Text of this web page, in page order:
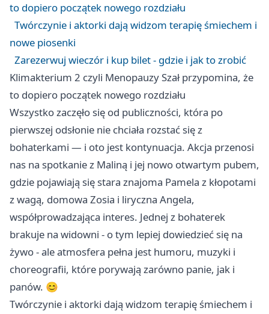
to dopiero początek nowego rozdziału
Twórczynie i aktorki dają widzom terapię śmiechem i
nowe piosenki
Zarezerwuj wieczór i kup bilet - gdzie i jak to zrobić
Klimakterium 2 czyli Menopauzy Szał przypomina, że
to dopiero początek nowego rozdziału
Wszystko zaczęło się od publiczności, która po
pierwszej odsłonie nie chciała rozstać się z
bohaterkami — i oto jest kontynuacja. Akcja przenosi
nas na spotkanie z Maliną i jej nowo otwartym pubem,
gdzie pojawiają się stara znajoma Pamela z kłopotami
z wagą, domowa Zosia i liryczna Angela,
współprowadzająca interes. Jednej z bohaterek
brakuje na widowni - o tym lepiej dowiedzieć się na
żywo - ale atmosfera pełna jest humoru, muzyki i
choreografii, które porywają zarówno panie, jak i
panów. 😊
Twórczynie i aktorki dają widzom terapię śmiechem i